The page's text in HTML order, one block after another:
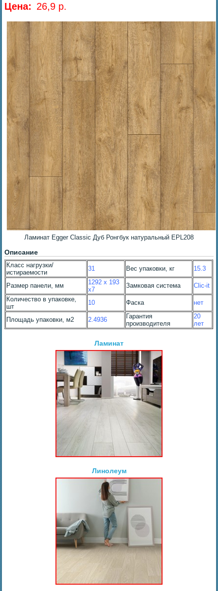
Цена: 26,9 p.
Ламинат Egger Classic Дуб Ронгбук натуральный EPL208
Описание
Класс нагрузки/
истираемости
31 Вес упаковки, кг 15.3
Размер панели, мм
1292 x 193
x7
Замковая система
Clic-it
Количество в упаковке,
шт
10 Фаска нет
Площадь упаковки, м2 2.4936
Гарантия
производителя
20
лет
Ламинат
Линолеум